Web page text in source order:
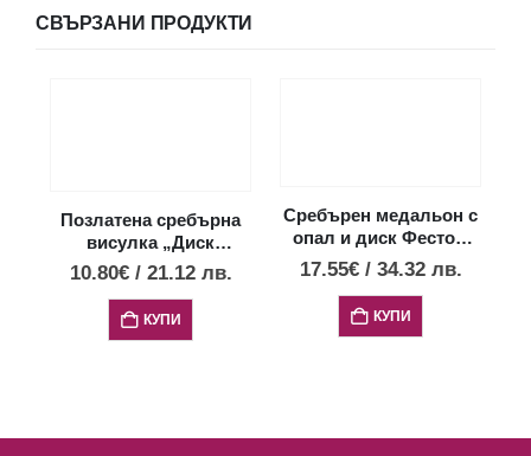
СВЪРЗАНИ ПРОДУКТИ
Позлатена сребърна
висулка „Диск
Фестос“ с 4 опала,
10.80€ / 21.12 лв.
КУПИ
Сребърен медальон с
опал и диск Фестос,
XS
17.55€ / 34.32 лв.
КУПИ